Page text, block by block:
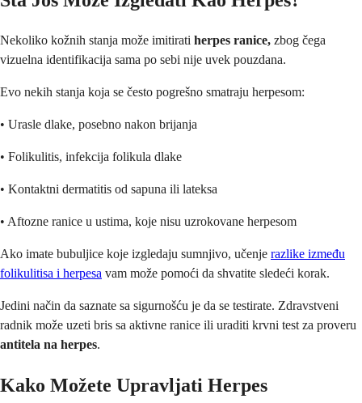
Nekoliko kožnih stanja može imitirati herpes ranice, zbog čega
vizuelna identifikacija sama po sebi nije uvek pouzdana.
Evo nekih stanja koja se često pogrešno smatraju herpesom:
• Urasle dlake, posebno nakon brijanja
• Folikulitis, infekcija folikula dlake
• Kontaktni dermatitis od sapuna ili lateksa
• Aftozne ranice u ustima, koje nisu uzrokovane herpesom
Ako imate bubuljice koje izgledaju sumnjivo, učenje razlike između
folikulitisa i herpesa vam može pomoći da shvatite sledeći korak.
Jedini način da saznate sa sigurnošću je da se testirate. Zdravstveni
radnik može uzeti bris sa aktivne ranice ili uraditi krvni test za proveru
antitela na herpes.
Kako Možete Upravljati Herpes